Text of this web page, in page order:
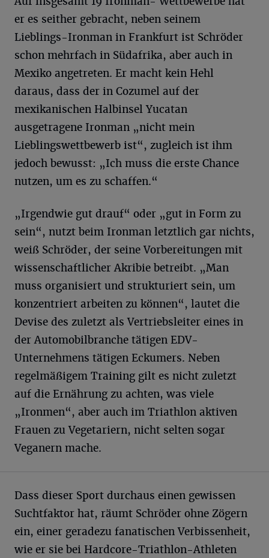
er es seither gebracht, neben seinem
Lieblings-Ironman in Frankfurt ist Schröder
schon mehrfach in Südafrika, aber auch in
Mexiko angetreten. Er macht kein Hehl
daraus, dass der in Cozumel auf der
mexikanischen Halbinsel Yucatan
ausgetragene Ironman „nicht mein
Lieblingswettbewerb ist“, zugleich ist ihm
jedoch bewusst: „Ich muss die erste Chance
nutzen, um es zu schaffen.“
„Irgendwie gut drauf“ oder „gut in Form zu
sein“, nutzt beim Ironman letztlich gar nichts,
weiß Schröder, der seine Vorbereitungen mit
wissenschaftlicher Akribie betreibt. „Man
muss organisiert und strukturiert sein, um
konzentriert arbeiten zu können“, lautet die
Devise des zuletzt als Vertriebsleiter eines in
der Automobilbranche tätigen EDV-
Unternehmens tätigen Eckumers. Neben
regelmäßigem Training gilt es nicht zuletzt
auf die Ernährung zu achten, was viele
„Ironmen“, aber auch im Triathlon aktiven
Frauen zu Vegetariern, nicht selten sogar
Veganern mache.
Dass dieser Sport durchaus einen gewissen
Suchtfaktor hat, räumt Schröder ohne Zögern
ein, einer geradezu fanatischen Verbissenheit,
wie er sie bei Hardcore-Triathlon-Athleten